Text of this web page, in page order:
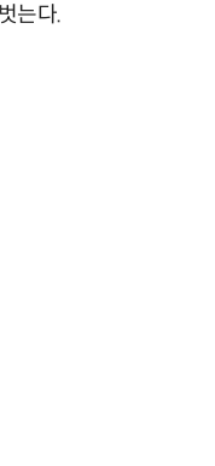
는다.